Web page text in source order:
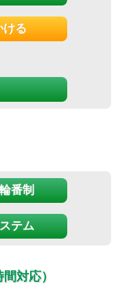
ける
番制
テム
対応）